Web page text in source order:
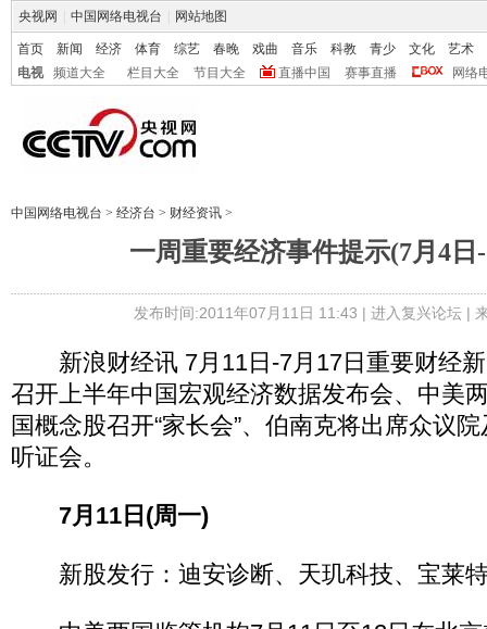
央视网 中国网络电视台 网站地图
首页 新闻 经济 体育 综艺 春晚 戏曲 音乐 科教 青少 文化
艺术
电视
频道大全 栏目大全 节目大全 直播中国 赛事直播 网络
中国网络电视台 > 经济台 > 财经资讯 >
一周重要经济事件提示(7月4日
发布时间:2011年07月11日 11:43 | 进入复兴论坛|
新浪财经讯 7月11日-7月17日重要财经新
召开上半年中国宏观经济数据发布会、中美
国概念股召开“家长会”、伯南克将出席众议
听证会。
7月11日(周一)
新股发行：迪安诊断、天玑科技、宝莱